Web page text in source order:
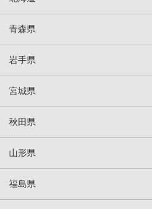
青森県
岩手県
宮城県
秋田県
山形県
福島県